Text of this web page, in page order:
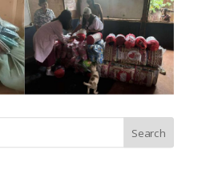
Search